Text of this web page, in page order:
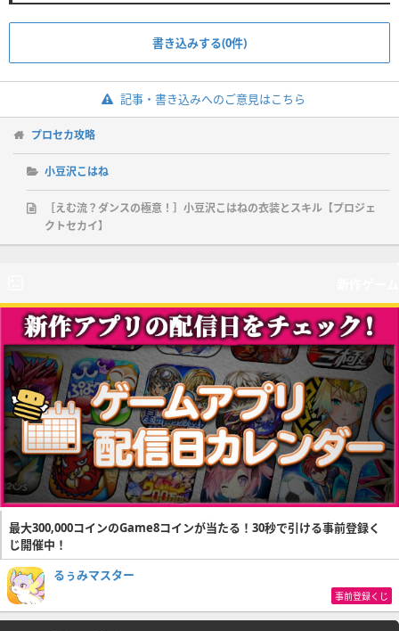
書き込みする(0件)
記事・書き込みへのご意見はこちら
プロセカ攻略
小豆沢こはね
［えむ流？ダンスの極意！］小豆沢こはねの衣装とスキル【プロジェ
クトセカイ】
最大300,000コインのGame8コインが当たる！30秒で引ける事前登録く
じ開催中！
るぅみマスター
事前登録くじ